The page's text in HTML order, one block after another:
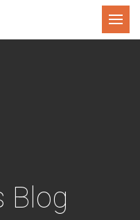
Menü
Blog